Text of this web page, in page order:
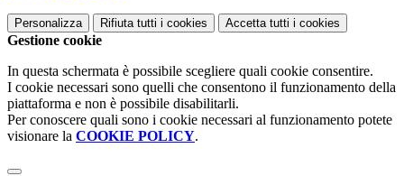
Personalizza Rifiuta tutti i cookies Accetta tutti i cookies
Gestione cookie
In questa schermata è possibile scegliere quali cookie consentire.
I cookie necessari sono quelli che consentono il funzionamento della
piattaforma e non è possibile disabilitarli.
Per conoscere quali sono i cookie necessari al funzionamento potete
visionare la COOKIE POLICY.